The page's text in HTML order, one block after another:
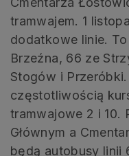
tramwajem. 1
dodatkowe linie.
Brzeźna, 66 ze
Stogów i
częstotliwością
tramwajowe 2 i 10.
Głównym a
będą autobusy linii